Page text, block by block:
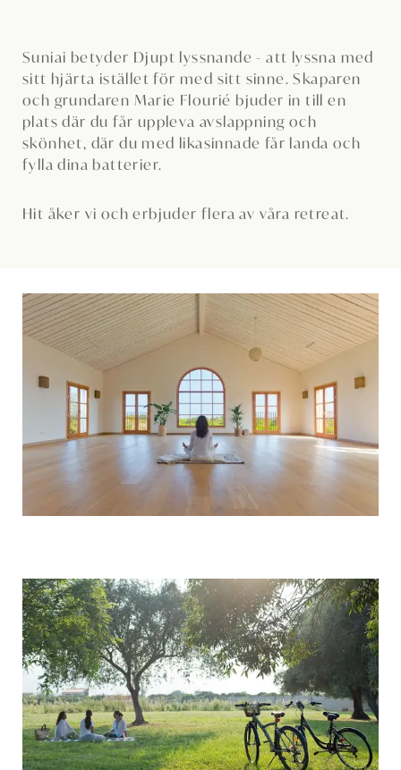
Suniai betyder Djupt lyssnande - att lyssna med
sitt hjärta istället för med sitt sinne. Skaparen
och grundaren Marie Flourié bjuder in till en
plats där du får uppleva avslappning och
skönhet, där du med likasinnade får landa och
fylla dina batterier.
Hit åker vi och erbjuder flera av våra retreat.